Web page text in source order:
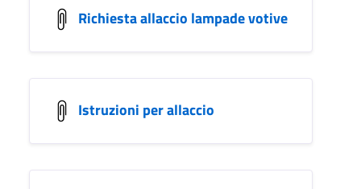
Richiesta allaccio lampade votive
Istruzioni per allaccio